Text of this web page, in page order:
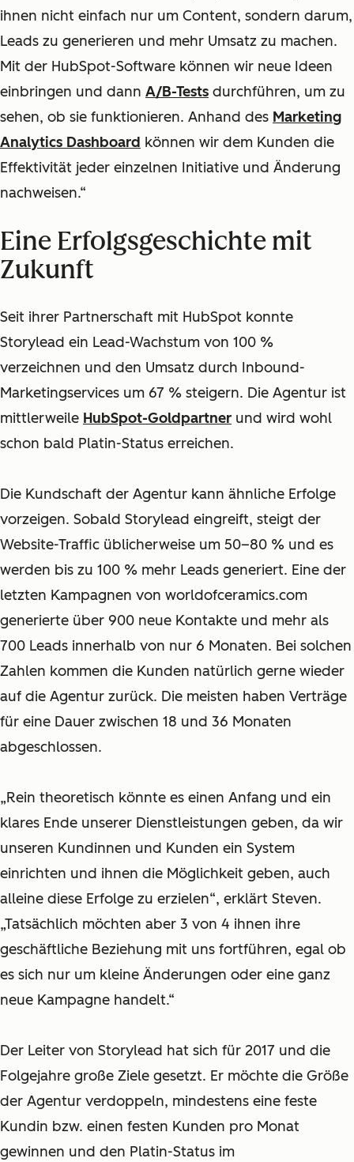
ihnen nicht einfach nur um Content, sondern darum,
Leads zu generieren und mehr Umsatz zu machen.
Mit der HubSpot-Software können wir neue Ideen
einbringen und dann A/B-Tests durchführen, um zu
sehen, ob sie funktionieren. Anhand des Marketing
Analytics Dashboard können wir dem Kunden die
Effektivität jeder einzelnen Initiative und Änderung
nachweisen.“
Eine Erfolgsgeschichte mit
Zukunft
Seit ihrer Partnerschaft mit HubSpot konnte
Storylead ein Lead-Wachstum von 100 %
verzeichnen und den Umsatz durch Inbound-
Marketingservices um 67 % steigern. Die Agentur ist
mittlerweile HubSpot-Goldpartner und wird wohl
schon bald Platin-Status erreichen.
Die Kundschaft der Agentur kann ähnliche Erfolge
vorzeigen. Sobald Storylead eingreift, steigt der
Website-Traffic üblicherweise um 50–80 % und es
werden bis zu 100 % mehr Leads generiert. Eine der
letzten Kampagnen von worldofceramics.com
generierte über 900 neue Kontakte und mehr als
700 Leads innerhalb von nur 6 Monaten. Bei solchen
Zahlen kommen die Kunden natürlich gerne wieder
auf die Agentur zurück. Die meisten haben Verträge
für eine Dauer zwischen 18 und 36 Monaten
abgeschlossen.
„Rein theoretisch könnte es einen Anfang und ein
klares Ende unserer Dienstleistungen geben, da wir
unseren Kundinnen und Kunden ein System
einrichten und ihnen die Möglichkeit geben, auch
alleine diese Erfolge zu erzielen“, erklärt Steven.
„Tatsächlich möchten aber 3 von 4 ihnen ihre
geschäftliche Beziehung mit uns fortführen, egal ob
es sich nur um kleine Änderungen oder eine ganz
neue Kampagne handelt.“
Der Leiter von Storylead hat sich für 2017 und die
Folgejahre große Ziele gesetzt. Er möchte die Größe
der Agentur verdoppeln, mindestens eine feste
Kundin bzw. einen festen Kunden pro Monat
gewinnen und den Platin-Status im